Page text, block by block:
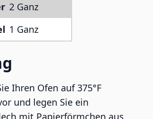
2 Ganz
1 Ganz
Ihren Ofen auf 375°F
und legen Sie ein
mit Papierförmchen aus